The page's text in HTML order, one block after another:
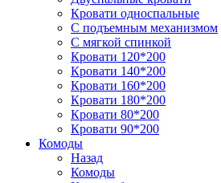
Кровати односпальные
С подъемным механизмом
С мягкой спинкой
Кровати 120*200
Кровати 140*200
Кровати 160*200
Кровати 180*200
Кровати 80*200
Кровати 90*200
Комоды
Назад
Комоды